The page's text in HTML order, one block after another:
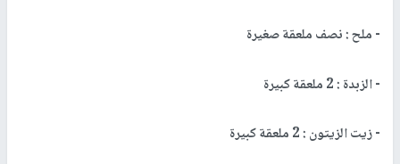
- ملح : نصف ملعقة صغيرة
- الزبدة : 2 ملعقة كبيرة
- زيت الزيتون : 2 ملعقة كبيرة